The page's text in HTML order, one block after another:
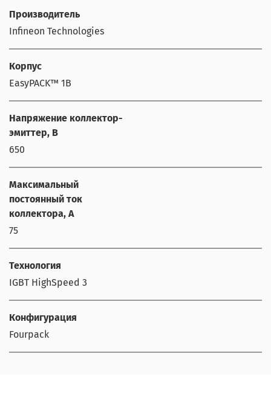
Производитель
Infineon Technologies
Корпус
EasyPACK™ 1B
Напряжение коллектор-
эмиттер, В
650
Максимальный
постоянный ток
коллектора, А
75
Технология
IGBT HighSpeed 3
Конфигурация
Fourpack